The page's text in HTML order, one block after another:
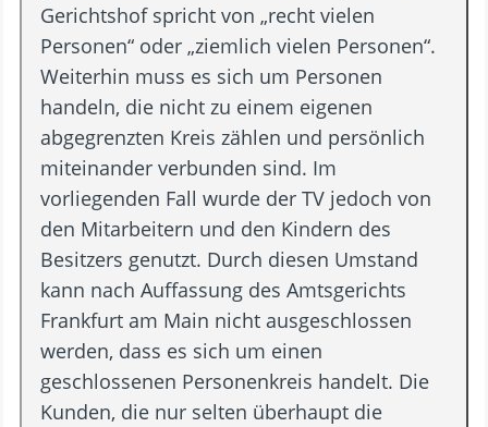
Gerichtshof spricht von „recht vielen
Personen“ oder „ziemlich vielen Personen“.
Weiterhin muss es sich um Personen
handeln, die nicht zu einem eigenen
abgegrenzten Kreis zählen und persönlich
miteinander verbunden sind. Im
vorliegenden Fall wurde der TV jedoch von
den Mitarbeitern und den Kindern des
Besitzers genutzt. Durch diesen Umstand
kann nach Auffassung des Amtsgerichts
Frankfurt am Main nicht ausgeschlossen
werden, dass es sich um einen
geschlossenen Personenkreis handelt. Die
Kunden, die nur selten überhaupt die